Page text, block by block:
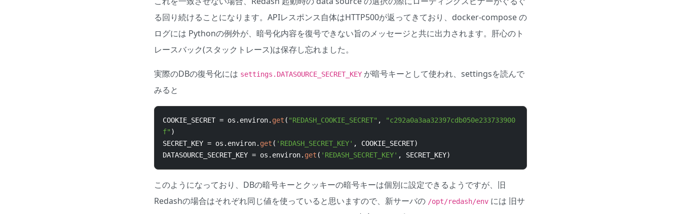
る回り続けることになります。APIレスポンス自体はHTTP500が返ってきており、docker-compose の
ログには Pythonの例外が、暗号化内容を復号できない旨のメッセージと共に出力されます。肝心のト
レースバック(スタックトレース)は保存し忘れました。
実際のDBの復号化には settings. DATASOURCE_SECRET_KEY が暗号キーとして使われ、settingsを読んで
みると
COOKIE_SECRET = os . environ. get ( "REDASH_COOKIE_SECRET" ,
"c292a0a3aa32397cdb050e233733900
f" )
SECRET_KEY = os . environ. get ( 'REDASH_SECRET_KEY' , COOKIE_SECRET)
DATASOURCE_SECRET_KEY = os . environ. get ( 'REDASH_SECRET_KEY' , SECRET_KEY)
このようになっており、DBの暗号キーとクッキーの暗号キーは個別に設定できるようですが、旧
Redashの場合はそれぞれ同じ値を使っていると思いますので、新サーバの /opt/redash/env には 旧サ